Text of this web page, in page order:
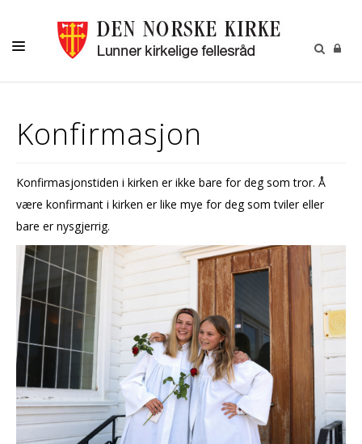
BARN OG UNGE
MENIGHETSBLADET
KALENDER
KONTAKT
Konfirmasjon
Konfirmasjonstiden i kirken er ikke bare for deg som tror. Å
være konfirmant i kirken er like mye for deg som tviler eller
bare er nysgjerrig.